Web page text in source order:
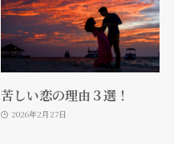
苦しい恋の理由３選！
2026年2月27日